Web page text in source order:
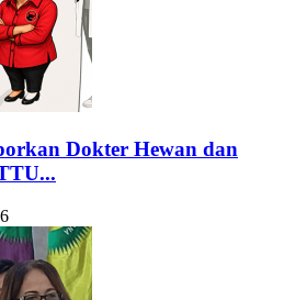
Dokter Hewan dan